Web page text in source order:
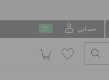
حسابي